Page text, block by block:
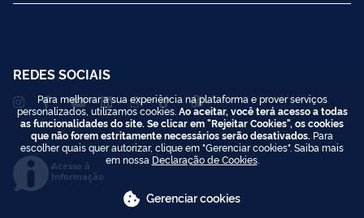
REDES SOCIAIS
Acesso à
Informação
Para melhorar a sua experiência na plataforma e prover serviços
personalizados, utilizamos cookies. Ao aceitar, você terá acesso a todas
as funcionalidades do site. Se clicar em "Rejeitar Cookies", os cookies
que não forem estritamente necessários serão desativados. Para
escolher quais quer autorizar, clique em "Gerenciar cookies". Saiba mais
em nossa Declaração de Cookies.
Gerenciar cookies